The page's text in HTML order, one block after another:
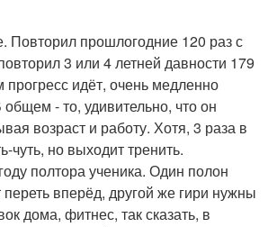
прошлогодние 120 раз с
3 или 4 летней давности 179
прогресс идёт, очень медленно
- то, удивительно, что он
возраст и работу. Хотя, 3 раза в
чуть, но выходит тренить.
полтора ученика. Один полон
переть вперёд, другой же гири нужны
дома, фитнес, так сказать, в